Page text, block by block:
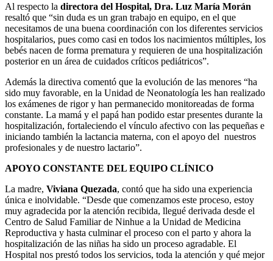
Al respecto la directora del Hospital, Dra. Luz María Morán
resaltó que “sin duda es un gran trabajo en equipo, en el que
necesitamos de una buena coordinación con los diferentes servicios
hospitalarios, pues como casi en todos los nacimientos múltiples, los
bebés nacen de forma prematura y requieren de una hospitalización
posterior en un área de cuidados críticos pediátricos”.
Además la directiva comentó que la evolución de las menores “ha
sido muy favorable, en la Unidad de Neonatología les han realizado
los exámenes de rigor y han permanecido monitoreadas de forma
constante. La mamá y el papá han podido estar presentes durante la
hospitalización, fortaleciendo el vínculo afectivo con las pequeñas e
iniciando también la lactancia materna, con el apoyo del nuestros
profesionales y de nuestro lactario”.
APOYO CONSTANTE DEL EQUIPO CLÍNICO
La madre, Viviana Quezada, contó que ha sido una experiencia
única e inolvidable. “Desde que comenzamos este proceso, estoy
muy agradecida por la atención recibida, llegué derivada desde el
Centro de Salud Familiar de Ninhue a la Unidad de Medicina
Reproductiva y hasta culminar el proceso con el parto y ahora la
hospitalización de las niñas ha sido un proceso agradable. El
Hospital nos prestó todos los servicios, toda la atención y qué mejor